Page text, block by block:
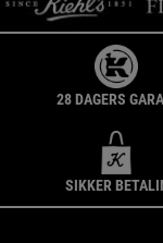
28 DAGERS
SIKKER